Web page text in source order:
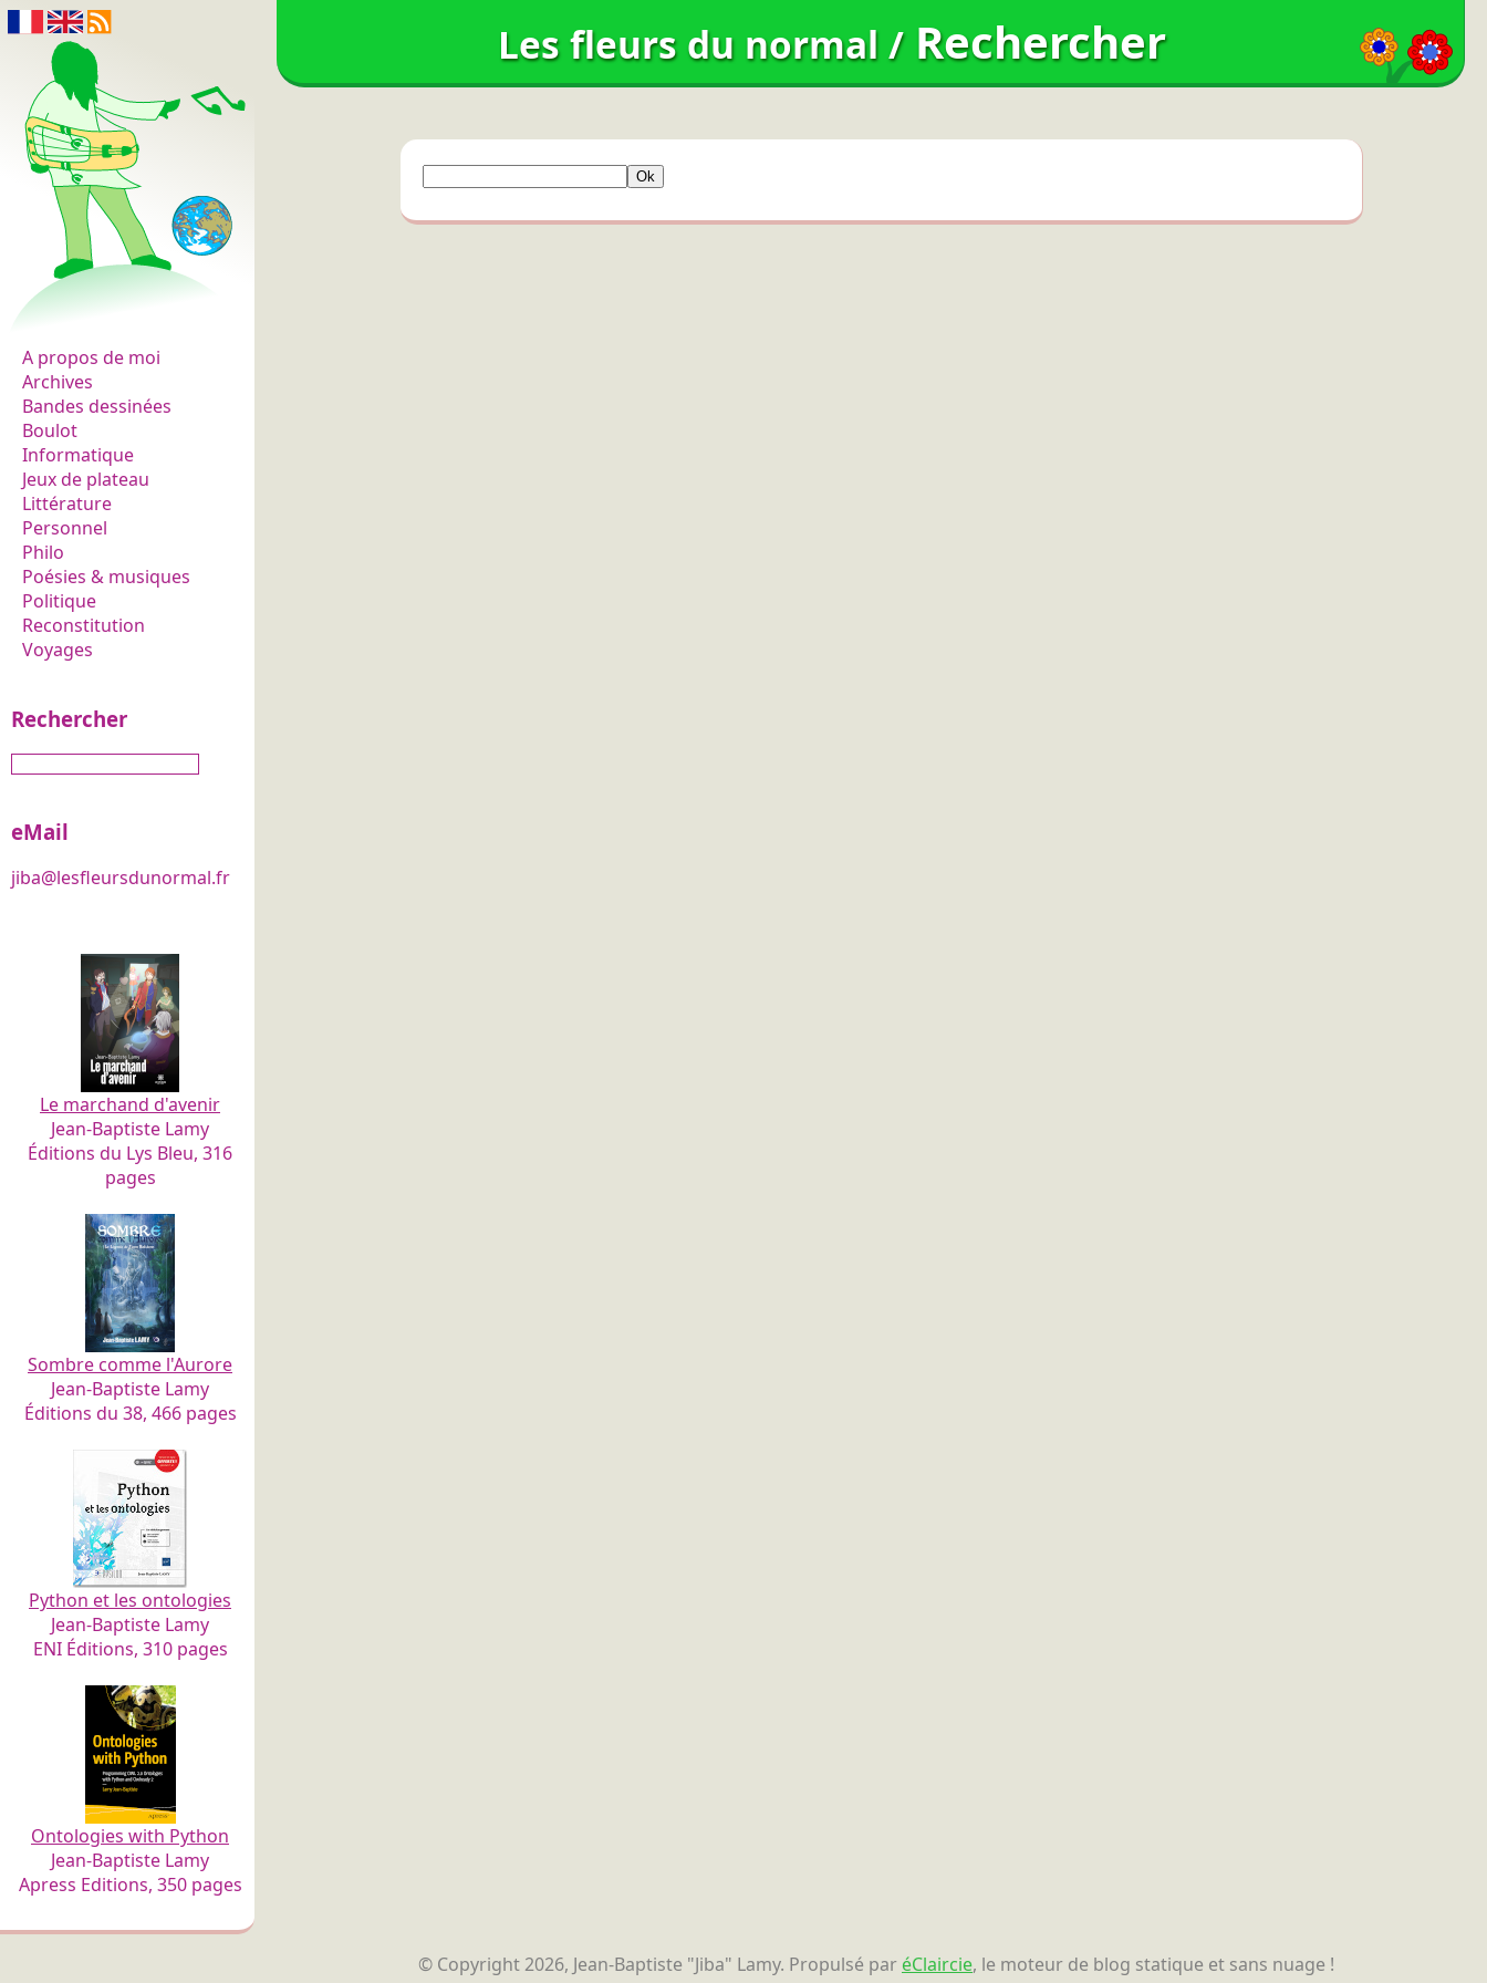
Les fleurs du normal
A propos de moi
Archives
Bandes dessinées
Boulot
Informatique
Jeux de plateau
Littérature
Personnel
Philo
Poésies & musiques
Politique
Reconstitution
Voyages
Rechercher
eMail
jiba@lesfleursdunormal.fr
Le marchand d'avenir
Jean-Baptiste Lamy
Éditions du Lys Bleu, 316
pages
Sombre comme l'Aurore
Jean-Baptiste Lamy
Éditions du 38, 466 pages
Python et les ontologies
Jean-Baptiste Lamy
ENI Éditions, 310 pages
Ontologies with Python
Jean-Baptiste Lamy
Apress Editions, 350 pages
Les fleurs du normal/Rechercher
© Copyright 2026, Jean-Baptiste "Jiba" Lamy. Propulsé par éClaircie, le moteur de blog statique et sans nuage !